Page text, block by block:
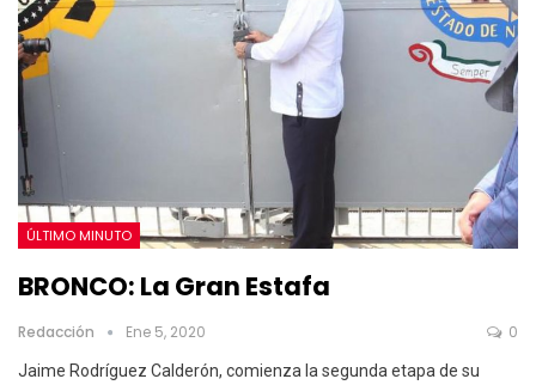
ÚLTIMO MINUTO
BRONCO: La Gran Estafa
Redacción Ene 5, 2020 0
Jaime Rodríguez Calderón, comienza la segunda etapa de su